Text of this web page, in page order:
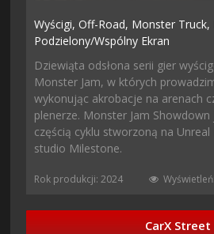
Wyścigi,Off-Road, Monster Truck,
Podzielony/wspólny Ekran
Dziewiąta odsłona serii gier
Monster Jam, w których
wykonując akrobacje na arenach
plenerze. Monster Jam
częścią cyklu stworzoną na Unreal
studio Milestone.
Rok produkcji: 2024
CarX Street